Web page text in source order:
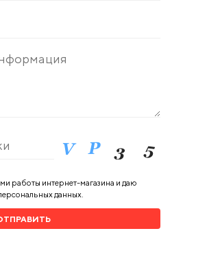
работы интернет-магазина и даю
данных.